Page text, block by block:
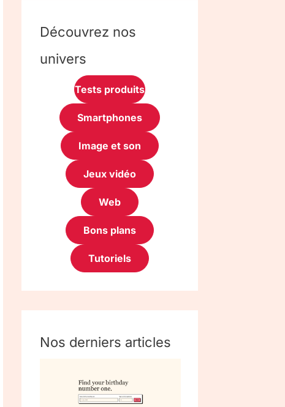
Découvrez nos
univers
Tests produits
Smartphones
Image et son
Jeux vidéo
Web
Bons plans
Tutoriels
Nos derniers articles